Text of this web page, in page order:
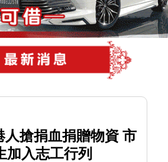
人搶捐血捐贈物資 市
加入志工行列